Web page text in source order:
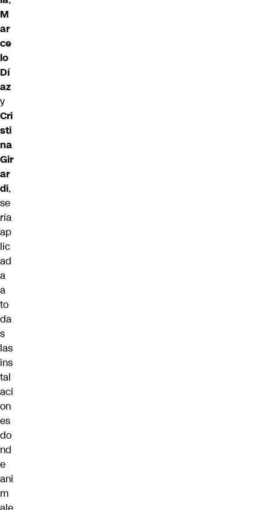
M
ar
ce
lo
Dí
az
y
Cri
sti
na
Gir
ar
di,
se
ría
ap
lic
ad
a
a
to
da
s
las
ins
tal
aci
on
es
do
nd
e
ani
m